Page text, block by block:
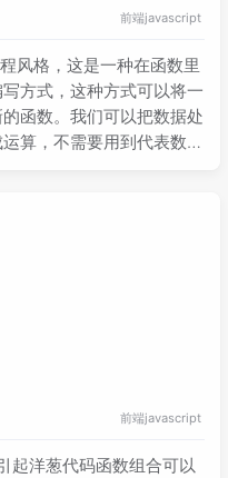
前端javascript
风格，这是一种在函数里
方式，这种方式可以将一
函数。我们可以把数据处
算，不需要用到代表数据
前端javascript
起洋葱代码函数组合可以